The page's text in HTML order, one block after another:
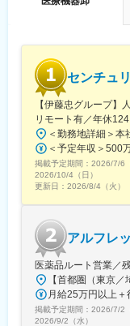
センチュ
【伊藤忠グループ
リモート有／年休
掲載予定期間： 2026/7/6
2026/10/4（日）
更新日： 2026/8/4（火）
アルフレ
医薬品ルート営業／
掲載予定期間： 2026/7/2
2026/9/2（水）